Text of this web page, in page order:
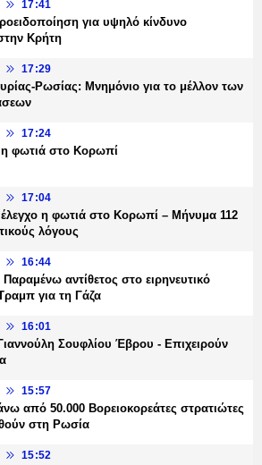
17:41
για υψηλό κίνδυνο
Κρήτη
17:29
Ρωσίας: Μνημόνιο για το μέλλον των
17:24
φωτιά στο Κορωπί
17:04
η φωτιά στο Κορωπί – Μήνυμα 112
λόγους
16:44
Παραμένω αντίθετος στο ειρηνευτικό
για τη Γάζα
16:01
Σουφλίου Έβρου - Επιχειρούν
15:57
από 50.000 Βορειοκορεάτες στρατιώτες
στη Ρωσία
15:52